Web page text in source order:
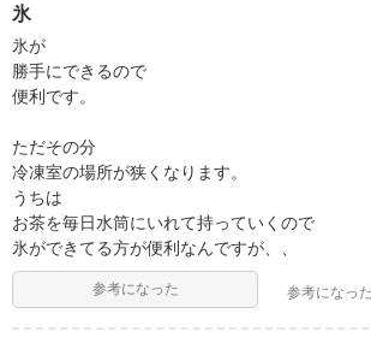
氷
氷が
勝手にできるので
便利です。
ただその分
冷凍室の場所が狭くなります。
うちは
お茶を毎日水筒にいれて持っていくので
氷ができてる方が便利なんですが、、
参考になった 参考になっ